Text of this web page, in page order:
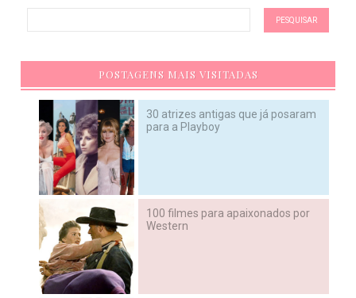
POSTAGENS MAIS VISITADAS
30 atrizes antigas que já posaram
para a Playboy
100 filmes para apaixonados por
Western